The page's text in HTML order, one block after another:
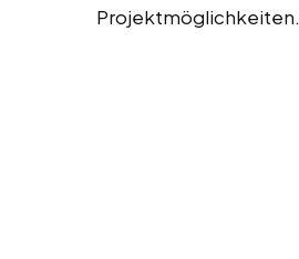
Projektmöglichkeiten.